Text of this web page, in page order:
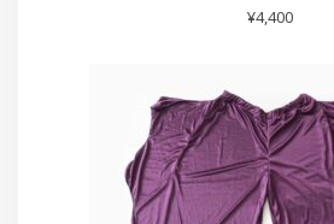
イカミミパンツ紫
¥6,600